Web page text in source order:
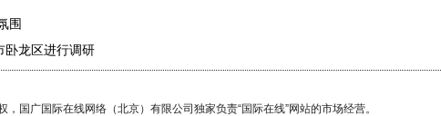
围
卧龙区进行调研
国广国际在线网络（北京）有限公司独家负责“国际在线”网站的市场经营。